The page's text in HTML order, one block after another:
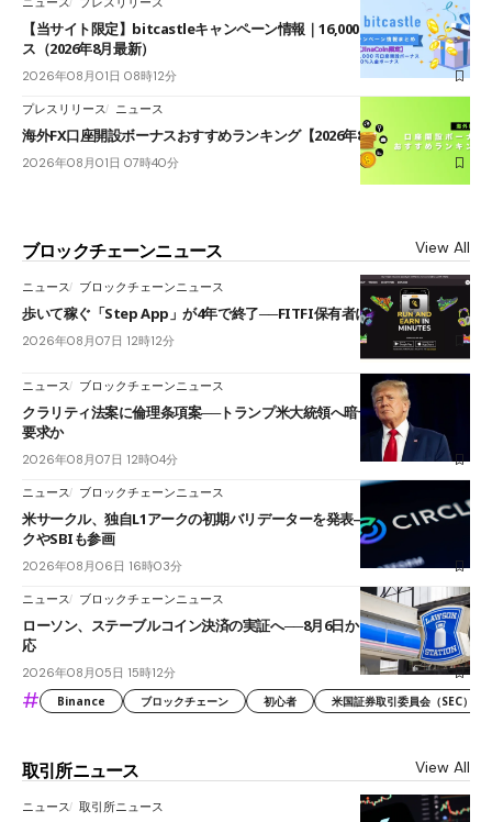
【当サイト限定】bitcastleキャンペーン情報｜16,000円口座開設ボーナ
ス（2026年8月最新）
2026年08月01日 08時12分
プレスリリース ニュース
海外FX口座開設ボーナスおすすめランキング【2026年8月最新】
2026年08月01日 07時40分
ブロックチェーンニュース View All
ニュース ブロックチェーンニュース
歩いて稼ぐ「Step App」が4年で終了──FITFI保有者に対応呼びかけ
2026年08月07日 12時12分
ニュース ブロックチェーンニュース
クラリティ法案に倫理条項案──トランプ米大統領へ暗号資産事業の売却
要求か
2026年08月07日 12時04分
ニュース ブロックチェーンニュース
米サークル、独自L1アークの初期バリデーターを発表――ブラックロッ
クやSBIも参画
2026年08月06日 16時03分
ニュース ブロックチェーンニュース
ローソン、ステーブルコイン決済の実証へ──8月6日からJPYCやUSDC対
応
2026年08月05日 15時12分
# Binance ブロックチェーン 初心者 米国証券取引委員会（SEC）
取引所ニュース View All
ニュース 取引所ニュース